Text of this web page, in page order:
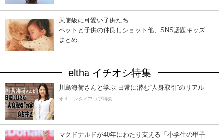
天使級に可愛い子供たち
ペットと子供の仲良しショット他、SNS話題キッズ
まとめ
eltha イチオシ特集
川島海荷さんと学ぶ 日常に潜む“人身取引”のリアル
オリコンタイアップ特集
マクドナルドが40年にわたり支える「小学生の甲子